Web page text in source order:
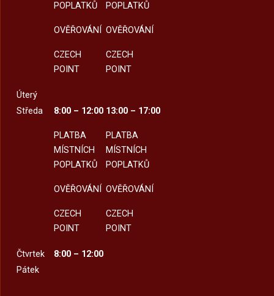
POPLATKŮ
OVĚŘOVÁNÍ
CZECH
POINT
POPLATKŮ
OVĚŘOVÁNÍ
CZECH
POINT
Úterý
Středa
8:00 – 12:00
PLATBA
MÍSTNÍCH
POPLATKŮ
OVĚŘOVÁNÍ
CZECH
POINT
13:00 – 17:00
PLATBA
MÍSTNÍCH
POPLATKŮ
OVĚŘOVÁNÍ
CZECH
POINT
Čtvrtek
8:00 – 12:00
Pátek